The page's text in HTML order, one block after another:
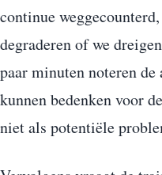
continue
degraderen of we
paar minuten noteren
kunnen bedenken voor
niet als potentiële